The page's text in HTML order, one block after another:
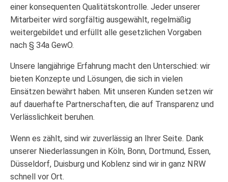
einer konsequenten Qualitätskontrolle. Jeder unserer
Mitarbeiter wird sorgfältig ausgewählt, regelmäßig
weitergebildet und erfüllt alle gesetzlichen Vorgaben
nach § 34a GewO.
Unsere langjährige Erfahrung macht den Unterschied: wir
bieten Konzepte und Lösungen, die sich in vielen
Einsätzen bewährt haben. Mit unseren Kunden setzen wir
auf dauerhafte Partnerschaften, die auf Transparenz und
Verlässlichkeit beruhen.
Wenn es zählt, sind wir zuverlässig an Ihrer Seite. Dank
unserer Niederlassungen in Köln, Bonn, Dortmund, Essen,
Düsseldorf, Duisburg und Koblenz sind wir in ganz NRW
schnell vor Ort.